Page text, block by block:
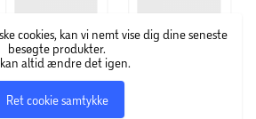
cookies, kan vi nemt vise dig dine seneste
besøgte produkter.
kan altid ændre det igen.
Ret cookie samtykke